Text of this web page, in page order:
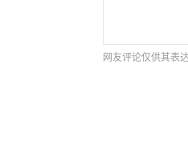
网友评论仅供其表